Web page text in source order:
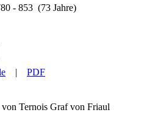
- 853 (73 Jahre)
| PDF
von Ternois Graf von Friaul